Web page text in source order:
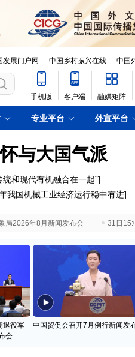
发展门户网 中国乡村振兴在线 中国
手机版 客户端 融媒矩阵
专业平台 外宣平台
与大国气派
和现代有机融合在一起”]
年我国机械工业经济运行稳中有进]
局2026年8月新闻发布会 31日
退役军
会
中国贸促会召开7月例行新闻发